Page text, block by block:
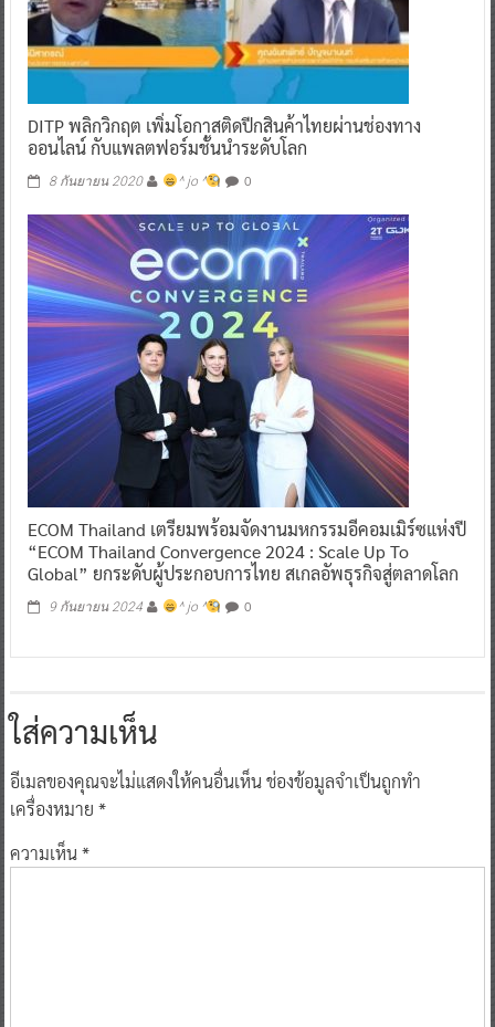
DITP พลิกวิกฤต เพิ่มโอกาสติดปีกสินค้าไทยผ่านช่องทาง
ออนไลน์ กับแพลตฟอร์มชั้นนำระดับโลก
8 กันยายน 2020 ^ jo ^ 0
ECOM Thailand เตรียมพร้อมจัดงานมหกรรมอีคอมเมิร์ซแห่งปี
“ECOM Thailand Convergence 2024 : Scale Up To
Global” ยกระดับผู้ประกอบการไทย สเกลอัพธุรกิจสู่ตลาดโลก
9 กันยายน 2024 ^ jo ^ 0
ใส่ความเห็น
อีเมลของคุณจะไม่แสดงให้คนอื่นเห็นช่องข้อมูลจำเป็นถูกทำ
เครื่องหมาย *
ความเห็น*